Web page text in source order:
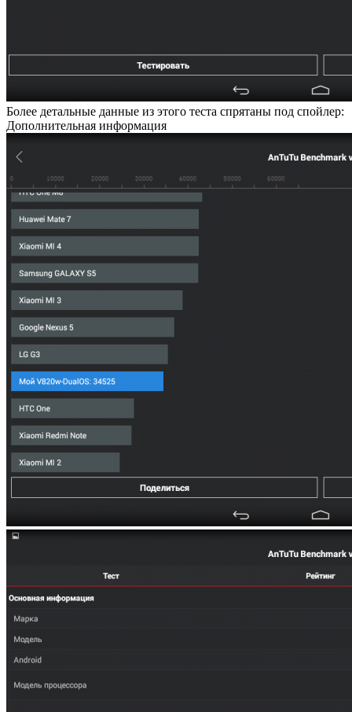
Более детальные данные из этого теста спрятаны под спойлер:
Дополнительная информация